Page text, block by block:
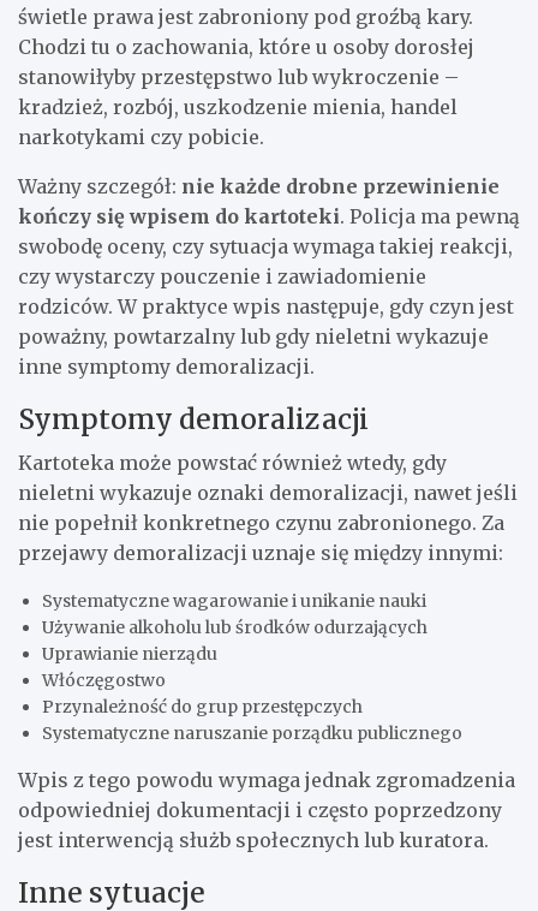
świetle prawa jest zabroniony pod groźbą kary.
Chodzi tu o zachowania, które u osoby dorosłej
stanowiłyby przestępstwo lub wykroczenie –
kradzież, rozbój, uszkodzenie mienia, handel
narkotykami czy pobicie.
Ważny szczegół: nie każde drobne przewinienie
kończy się wpisem do kartoteki. Policja ma pewną
swobodę oceny, czy sytuacja wymaga takiej reakcji,
czy wystarczy pouczenie i zawiadomienie
rodziców. W praktyce wpis następuje, gdy czyn jest
poważny, powtarzalny lub gdy nieletni wykazuje
inne symptomy demoralizacji.
Symptomy demoralizacji
Kartoteka może powstać również wtedy, gdy
nieletni wykazuje oznaki demoralizacji, nawet jeśli
nie popełnił konkretnego czynu zabronionego. Za
przejawy demoralizacji uznaje się między innymi:
Systematyczne wagarowanie i unikanie nauki
Używanie alkoholu lub środków odurzających
Uprawianie nierządu
Włóczęgostwo
Przynależność do grup przestępczych
Systematyczne naruszanie porządku publicznego
Wpis z tego powodu wymaga jednak zgromadzenia
odpowiedniej dokumentacji i często poprzedzony
jest interwencją służb społecznych lub kuratora.
Inne sytuacje